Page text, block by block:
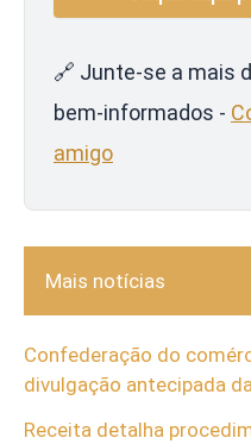
🔗 Junte-se a mais
bem-informados -
amigo
Mais notícias
Confederação do
divulgação antecipada
Receita detalha